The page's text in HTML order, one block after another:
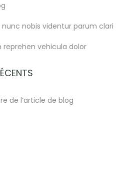
nobis videntur parum clari
reprehen vehicula dolor
de l’article de blog